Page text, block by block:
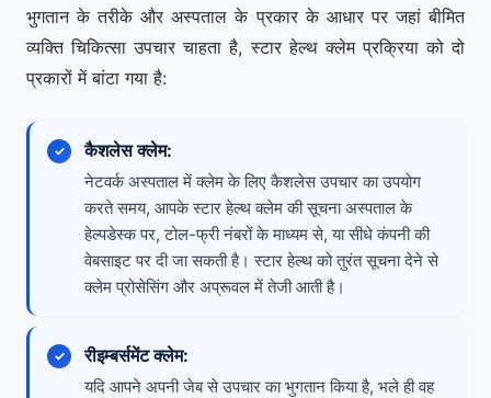
भुगतान के तरीके और अस्पताल के प्रकार के आधार पर जहां बीमित
व्यक्ति चिकित्सा उपचार चाहता है, स्टार हेल्थ क्लेम प्रक्रिया को दो
प्रकारों में बांटा गया है:
कैशलेस क्लेम:
नेटवर्क अस्पताल में क्लेम के लिए कैशलेस उपचार का उपयोग
करते समय, आपके स्टार हेल्थ क्लेम की सूचना अस्पताल के
हेल्पडेस्क पर, टोल-फ्री नंबरों के माध्यम से, या सीधे कंपनी की
वेबसाइट पर दी जा सकती है। स्टार हेल्थ को तुरंत सूचना देने से
क्लेम प्रोसेसिंग और अप्रूवल में तेजी आती है।
रीइम्बर्समेंट क्लेम:
यदि आपने अपनी जेब से उपचार का भुगतान किया है, भले ही वह